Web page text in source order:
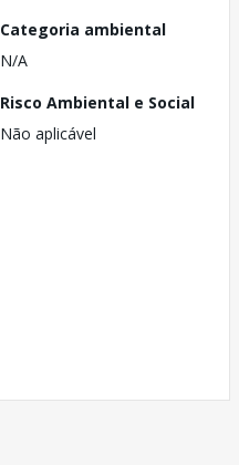
Categoria ambiental
N/A
Risco Ambiental e Social
Não aplicável